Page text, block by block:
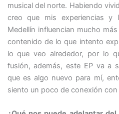
musical del norte. Habiendo
creo que mis experiencias
Medellín influencian mucho
contenido de lo que intento
lo que veo alrededor, por lo
fusión, además, este EP va a
que es algo nuevo para mí,
siento un poco de conexión con